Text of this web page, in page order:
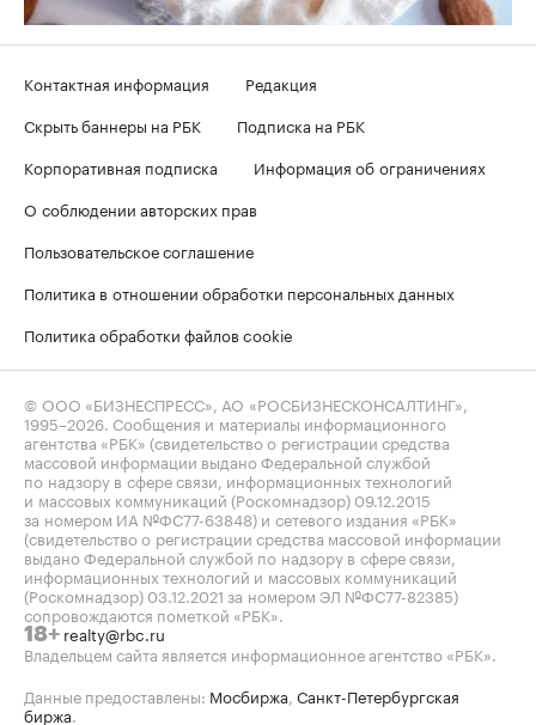
Контактная информация
Редакция
Скрыть баннеры на РБК
Подписка на РБК
Корпоративная подписка
Информация об ограничениях
О соблюдении авторских прав
Пользовательское соглашение
Политика в отношении обработки персональных данных
Политика обработки файлов cookie
© ООО «БИЗНЕСПРЕСС», АО «РОСБИЗНЕСКОНСАЛТИНГ»,
1995–2026 . Сообщения и материалы информационного
агентства «РБК» (свидетельство о регистрации средства
массовой информации выдано Федеральной службой
по надзору в сфере связи, информационных технологий
и массовых коммуникаций (Роскомнадзор) 09.12.2015
за номером ИА №ФС77-63848) и сетевого издания «РБК»
(свидетельство о регистрации средства массовой информации
выдано Федеральной службой по надзору в сфере связи,
информационных технологий и массовых коммуникаций
(Роскомнадзор) 03.12.2021 за номером ЭЛ №ФС77-82385)
сопровождаются пометкой «РБК».
18+ realty@rbc.ru
Владельцем сайта является информационное агентство «РБК».
Данные предоставлены: Мосбиржа Санкт-Петербургская
биржа